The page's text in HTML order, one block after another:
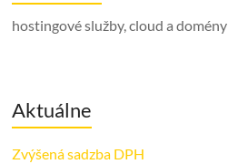
hostingové služby, cloud a domény
Aktuálne
Zvýšená sadzba DPH